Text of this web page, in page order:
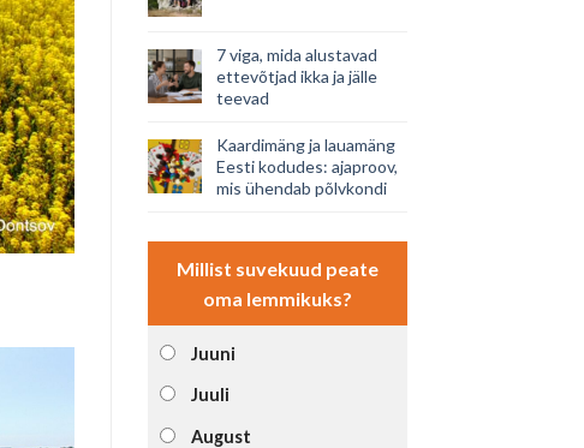
7 viga, mida alustavad
ettevõtjad ikka ja jälle
teevad
Kaardimäng ja lauamäng
Eesti kodudes: ajaproov,
mis ühendab põlvkondi
Millist suvekuud peate
oma lemmikuks?
Juuni
Juuli
August